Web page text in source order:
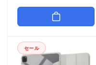
格
セール